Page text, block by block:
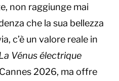
non raggiunge mai
che la sua bellezza
c’è un valore reale in
Vénus électrique
2026, ma offre